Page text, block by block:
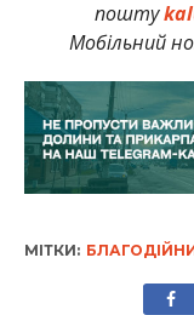
пошту
Мобільний
МІТКИ: